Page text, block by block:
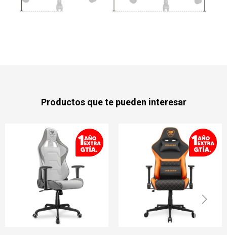
Productos que te pueden interesar